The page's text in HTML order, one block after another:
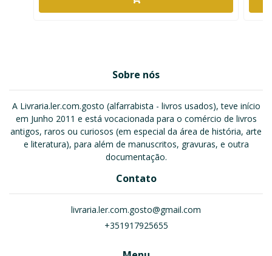
Sobre nós
A Livraria.ler.com.gosto (alfarrabista - livros usados), teve início
em Junho 2011 e está vocacionada para o comércio de livros
antigos, raros ou curiosos (em especial da área de história, arte
e literatura), para além de manuscritos, gravuras, e outra
documentação.
Contato
livraria.ler.com.gosto@gmail.com
+351917925655